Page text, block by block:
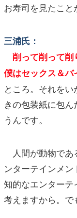
お寿司を見たこと
三浦氏：
削って削って削
僕はセックス＆バ
ところ。それを
きの包装紙に包
うんです。
人間が動物であ
ンターテインメン
知的なエンター
考えますから。で